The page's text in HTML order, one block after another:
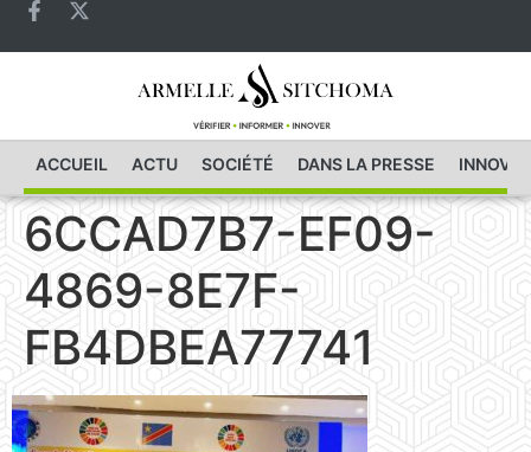
ACCUEIL ACTU SOCIÉTÉ DANS LA PRESSE
6CCAD7B7-EF09-
4869-8E7F-
FB4DBEA77741